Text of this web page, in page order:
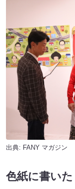
出典: FANY マガジン
色紙に書い